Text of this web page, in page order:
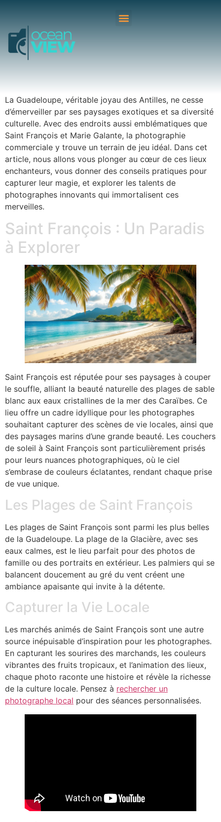
La Guadeloupe, véritable joyau des Antilles, ne cesse
d’émerveiller par ses paysages exotiques et sa diversité
culturelle. Avec des endroits aussi emblématiques que
Saint François et Marie Galante, la photographie
commerciale y trouve un terrain de jeu idéal. Dans cet
article, nous allons vous plonger au cœur de ces lieux
enchanteurs, vous donner des conseils pratiques pour
capturer leur magie, et explorer les talents de
photographes innovants qui immortalisent ces
merveilles.
Saint François : Un Paradis
à Explorer
Saint François est réputée pour ses paysages à couper
le souffle, alliant la beauté naturelle des plages de sable
blanc aux eaux cristallines de la mer des Caraïbes. Ce
lieu offre un cadre idyllique pour les photographes
souhaitant capturer des scènes de vie locales, ainsi que
des paysages marins d’une grande beauté. Les couchers
de soleil à Saint François sont particulièrement prisés
pour leurs nuances photographiques, où le ciel
s’embrase de couleurs éclatantes, rendant chaque prise
de vue unique.
Les Plages de Saint François
Les plages de Saint François sont parmi les plus belles
de la Guadeloupe. La plage de la Glacière, avec ses
eaux calmes, est le lieu parfait pour des photos de
famille ou des portraits en extérieur. Les palmiers qui se
balancent doucement au gré du vent créent une
ambiance apaisante qui invite à la détente.
Capturer la Vie Locale
Les marchés animés de Saint François sont une autre
source inépuisable d’inspiration pour les photographes.
En capturant les sourires des marchands, les couleurs
vibrantes des fruits tropicaux, et l’animation des lieux,
chaque photo raconte une histoire et révèle la richesse
de la culture locale. Pensez à rechercher un
photographe local pour des séances personnalisées.